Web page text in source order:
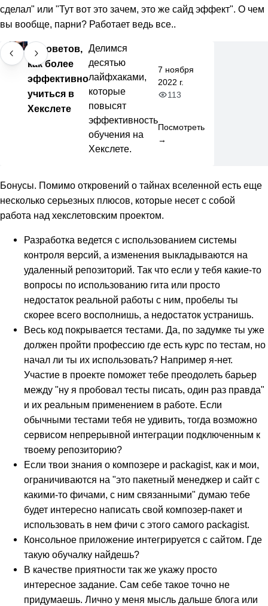
сделал" или "Тут вот это зачем, это же сайд эффект". О чем
вы вообще, парни? Работает ведь все..
10 советов,
как более
эффективно
учиться в
Хекслете
Делимся
десятью
лайфхаками,
которые
повысят
эффективность
обучения на
Хекслете.
7 ноября
2022 г.
113
Посмотреть
→
Бонусы. Помимо откровений о тайнах вселенной есть еще
несколько серьезных плюсов, которые несет с собой
работа над хекслетовским проектом.
Разработка ведется с использованием системы
контроля версий, а изменения выкладываются на
удаленный репозиторий. Так что если у тебя какие-то
вопросы по использованию гита или просто
недостаток реальной работы с ним, пробелы ты
скорее всего восполнишь, а недостаток устранишь.
Весь код покрывается тестами. Да, по задумке ты уже
должен пройти профессию где есть курс по тестам, но
начал ли ты их использовать? Например я-нет.
Участие в проекте поможет тебе преодолеть барьер
между "ну я пробовал тесты писать, один раз правда"
и их реальным применением в работе. Если
обычными тестами тебя не удивить, тогда возможно
сервисом непрерывной интеграции подключенным к
твоему репозиторию?
Если твои знания о композере и packagist, как и мои,
ограничиваются на "это пакетный менеджер и сайт с
какими-то фичами, с ним связанными" думаю тебе
будет интересно написать свой композер-пакет и
использовать в нем фичи с этого самого packagist.
Консольное приложение интегрируется с сайтом. Где
такую обучалку найдешь?
В качестве приятности так же укажу просто
интересное задание. Сам себе такое точно не
придумаешь. Лично у меня мысль дальше блога или